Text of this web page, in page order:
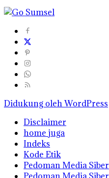
Didukung oleh WordPress
Disclaimer
home juga
Indeks
Kode Etik
Pedoman Media Siber